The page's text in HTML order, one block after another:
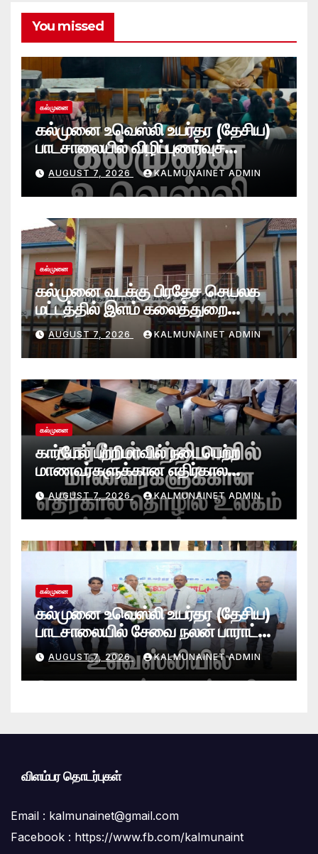
You missed
கல்முனை
கல்முனை உவெஸ்லி உயர்தர (தேசிய)
பாடசாலையில் விழிப்புணர்வுச்
செயலமர்வு
AUGUST 7, 2026 KALMUNAINET ADMIN
கல்முனை
கல்முனை வடக்கு பிரதேச செயலக
மட்டத்தில் இளம் கலைத்துறை
சாதனையாளர்களை உருவாக்கும்
தேசியஇளைஞர்விருது_விழா 2026
AUGUST 7, 2026 KALMUNAINET ADMIN
கல்முனை
கார்மேல் பற்றிமாவில் நடைபெற்ற
மாணவர்களுக்கான எதிர்கால
தொழில் உலகம் பற்றிய கருத்தரங்கு
AUGUST 7, 2026 KALMUNAINET ADMIN
கல்முனை
கல்முனை உவெஸ்லி உயர்தர (தேசிய)
பாடசாலையில் சேவை நலன் பாராட்டு
விழா சிறப்பாக நடைபெற்றது
AUGUST 7, 2026 KALMUNAINET ADMIN
விளம்பர தொடர்புகள்
Email : kalmunainet@gmail.com
Facebook : https://www.fb.com/kalmunaint